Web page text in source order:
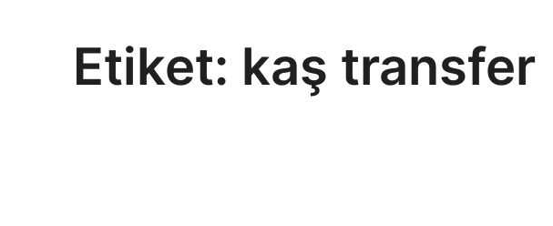
Etiket: kaş transfer